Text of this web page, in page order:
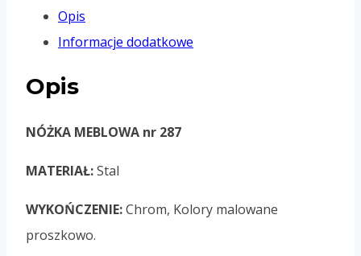
Opis
Informacje dodatkowe
Opis
NÓŻKA MEBLOWA nr 287
MATERIAŁ:Stal
WYKOŃCZENIE:Chrom, Kolory malowane
proszkowo.